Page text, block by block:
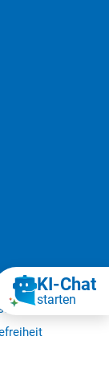
KI‑Chat
starten